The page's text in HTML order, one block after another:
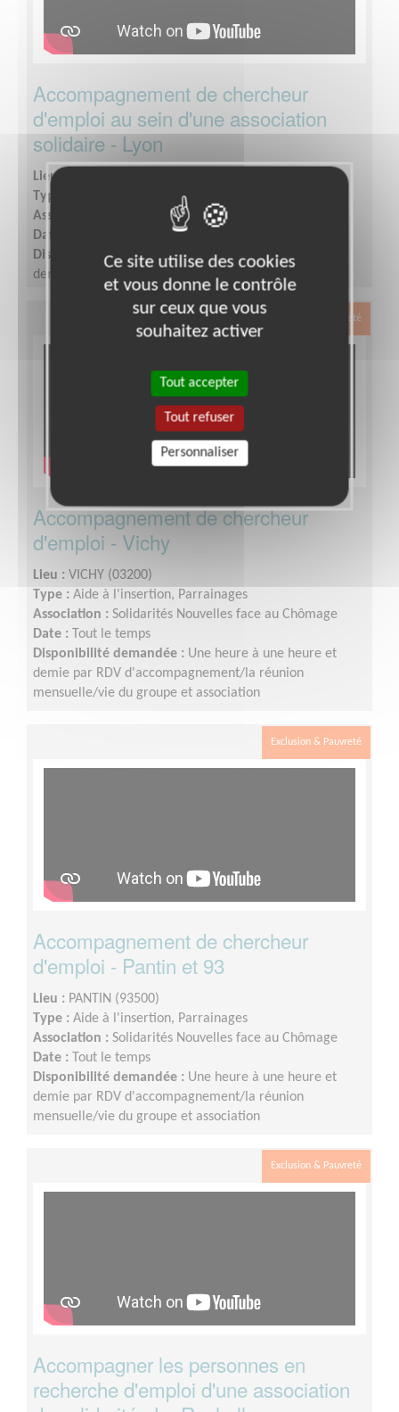
Accompagnement de chercheur
d'emploi au sein d'une association
solidaire - Lyon
Lieu :
Type :
Aide à l'insertion, Parrainages
Association :
Solidarités Nouvelles face au Chômage
Date :
Disponibilité demandée :Une heure à une heure et
demie par RDV d'accompagnement + la réunion
mensuelle/vie du groupe et association
Exclusion & Pauvreté
Accompagnement de chercheur
d'emploi - Vichy
Lieu : VICHY (03200)
Type : Aide à l'insertion, Parrainages
Association : Solidarités Nouvelles face au Chômage
Date :
Tout le temps
Disponibilité demandée : Une heure à une heure et
demie par RDV d'accompagnement/la réunion
mensuelle/vie du groupe et association
Exclusion & Pauvreté
Accompagnement de chercheur
d'emploi - Pantin et 93
Lieu : PANTIN (93500)
Type : Aide à l'insertion, Parrainages
Association : Solidarités Nouvelles face au Chômage
Date :
Tout le temps
Disponibilité demandée : Une heure à une heure et
demie par RDV d'accompagnement/la réunion
mensuelle/vie du groupe et association
Exclusion & Pauvreté
Accompagner les personnes en
recherche d'emploi d'une association
Ce site utilise des cookies
et vous donne le contrôle
sur ceux que vous
souhaitez activer
Tout accepter
Tout refuser
Personnaliser